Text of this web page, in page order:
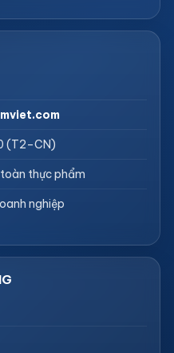
(T2–CN)
thực phẩm
nghiệp